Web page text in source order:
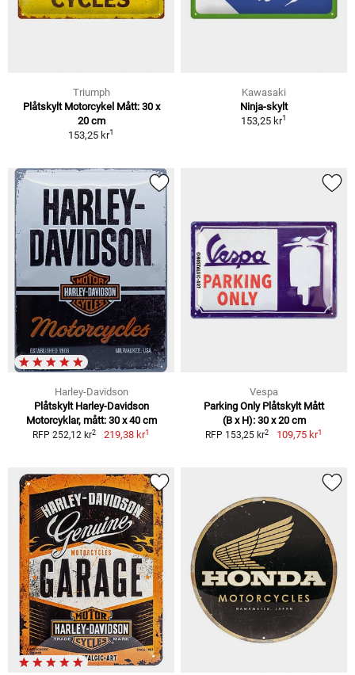
Triumph
Plåtskylt Motorcykel Mått: 30 x
20 cm
153,25 kr1
Kawasaki
Ninja-skylt
153,25 kr1
Harley-Davidson
Plåtskylt Harley-Davidson
Motorcyklar, mått: 30 x 40 cm
RFP 252,12 kr2 219,38 kr1
Vespa
Parking Only Plåtskylt Mått
(B x H): 30 x 20 cm
RFP 153,25 kr2 109,75 kr1